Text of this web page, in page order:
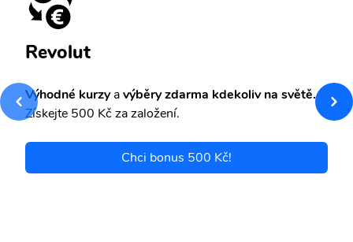
Revolut
Výhodné kurzyavýběry zdarma kdekoliv na světě.
Získejte 500 Kč za založení.
Chci bonus 500 Kč!